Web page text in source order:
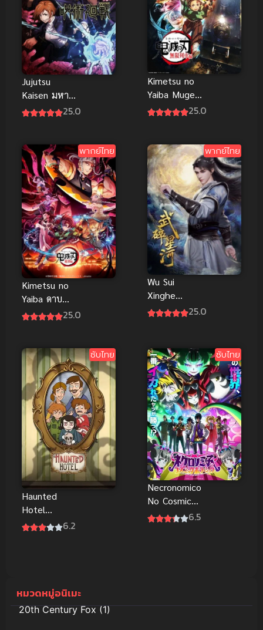
Jujutsu
Kaisen มหา
เวทย์ผนึกมาร25.0
Kimetsu no
Yaiba Mugen
Ressha
25.0
พากย์ไทย
Kimetsu no
Yaiba ดาบ
พิฆาตอสูร ซับ
25.0
พากย์ไทย
Wu Sui
Xinghe
(Martial
ยุทธ์ทำลาย
ดาราจักร
25.0
ซับไทย
Haunted
Hotel
โรงแรมผีป่วน
6.2
ซับไทย
Necronomico
No Cosmic
Horror Show
6.5
หมวดหมู่อนิเมะ
20th Century Fox(1)